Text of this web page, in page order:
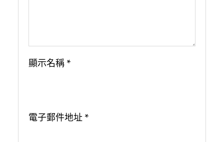
顯示名稱 *
電子郵件地址 *